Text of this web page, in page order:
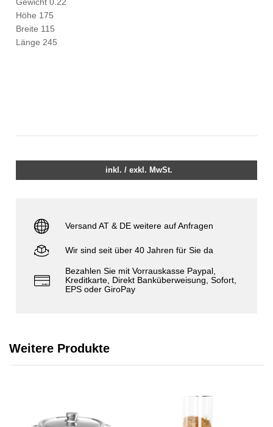
Höhe 175
Breite 115
Länge 245
inkl. / exkl. MwSt.
Versand AT & DE weitere auf Anfragen
Wir sind seit über 40 Jahren für Sie da
Bezahlen Sie mit Vorrauskasse Paypal,
Kreditkarte, Direkt Banküberweisung, Sofort,
EPS oder GiroPay
Weitere Produkte